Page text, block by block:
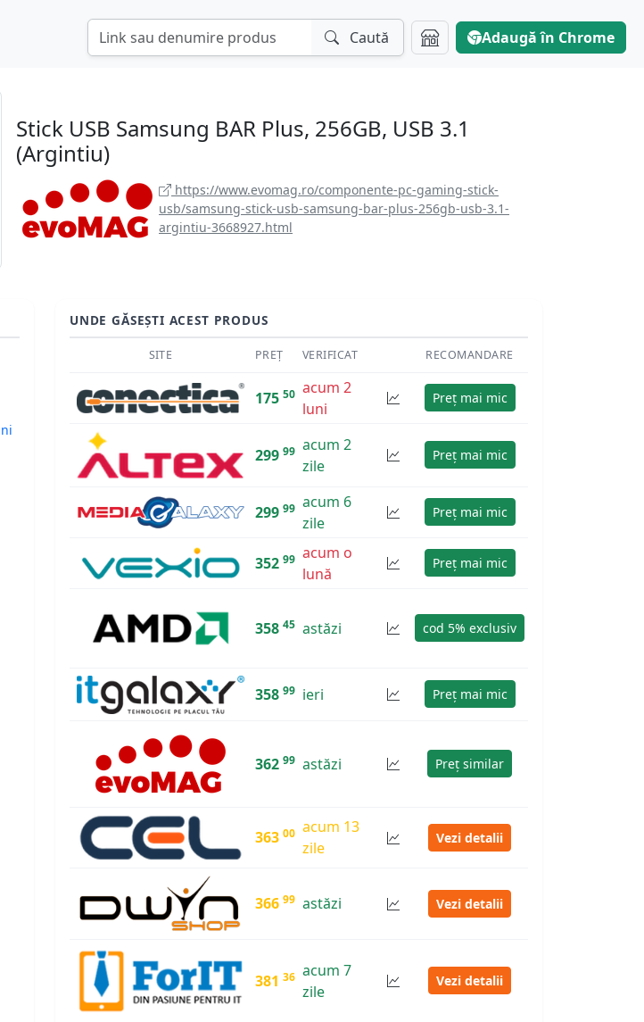
Caută Adaugă în Chrome
Stick USB Samsung BAR Plus, 256GB, USB 3.1
(Argintiu)
https://www.evomag.ro/componente-pc-gaming-stick-
usb/samsung-stick-usb-samsung-bar-plus-256gb-usb-3.1-
argintiu-3668927.html
UNDE GĂSEȘTI ACEST PRODUS
SITE PREȚ VERIFICAT RECOMANDARE
175 50 acum 2
luni
Preț mai mic
299 99 acum 2
zile
Preț mai mic
299 99 acum 6
zile
Preț mai mic
352 99 acum o
lună
Preț mai mic
358 45 astăzi cod 5% exclusiv
358 99 ieri Preț mai mic
362 99 astăzi Preț similar
363 00 acum 13
zile
Vezi detalii
366 99 astăzi Vezi detalii
381 36 acum 7
zile
Vezi detalii